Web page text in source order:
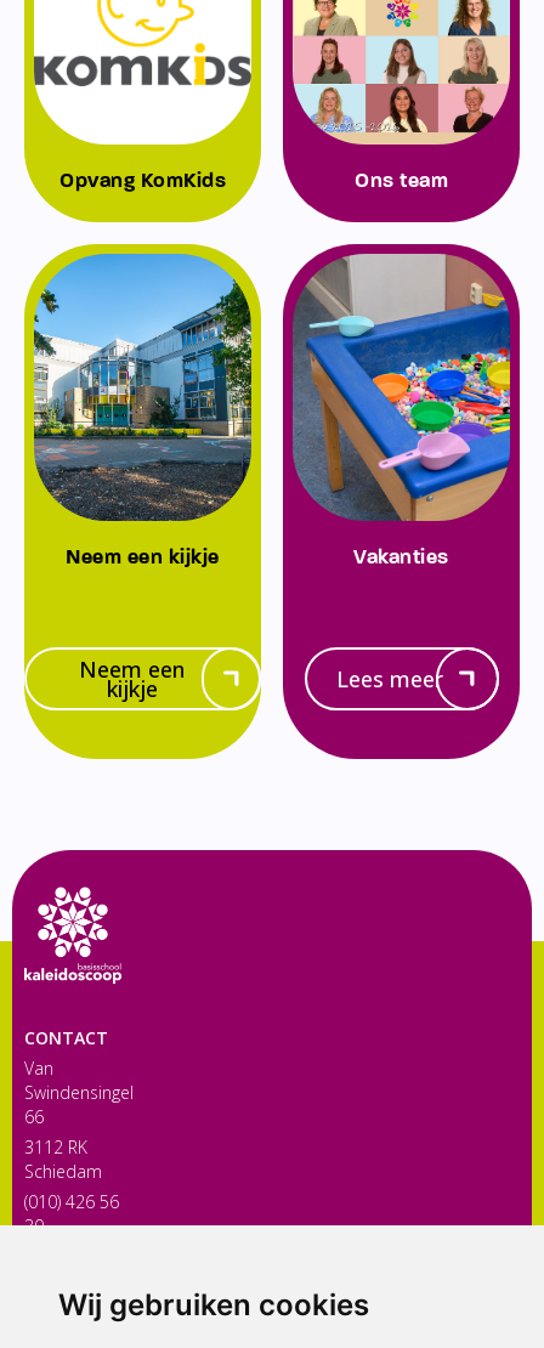
Wij gebruiken cookies
Opvang KomKids Ons team
Neem een kijkje
Neem een
kijkje
Vakanties
Lees meer
CONTACT
Van
Swindensingel
66
3112 RK
Schiedam
(010) 426 56
30
ONDERDEEL VAN